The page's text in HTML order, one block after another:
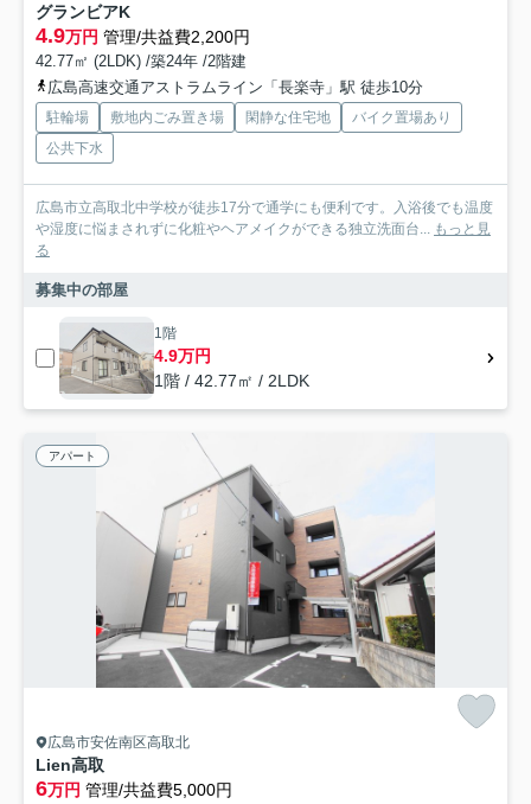
グランビアK
4.9万円 管理/共益費2,200円
42.77㎡ (2LDK) /築24年 /2階建
広島高速交通アストラムライン「長楽寺」駅 徒歩10分
駐輪場 敷地内ごみ置き場 閑静な住宅地
バイク置場あり
公共下水
広島市立高取北中学校が徒歩17分で通学にも便利です。入浴後でも温度
や湿度に悩まされずに化粧やヘアメイクができる独立洗面台... もっと見
る
募集中の部屋
1階
4.9万円
1階 / 42.77㎡ / 2LDK
アパート
広島市安佐南区高取北
Lien高取
6万円 管理/共益費5,000円